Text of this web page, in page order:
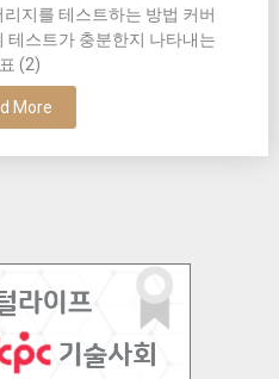
지를 테스트하는 방법 커버
테스트가 충분한지 나타내는
(2)
More